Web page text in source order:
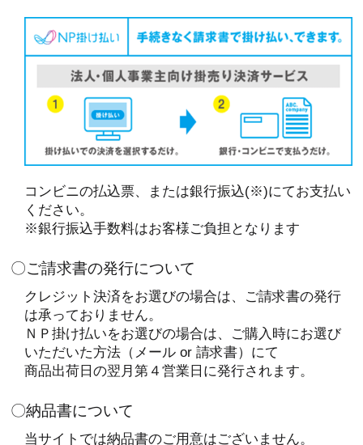
コンビニの払込票、または銀行振込(※)にてお支払い
ください。
※銀行振込手数料はお客様ご負担となります
〇ご請求書の発行について
クレジット決済をお選びの場合は、ご請求書の発行
は承っておりません。
ＮＰ掛け払いをお選びの場合は、ご購入時にお選び
いただいた方法（メール or 請求書）にて
商品出荷日の翌月第４営業日に発行されます。
〇納品書について
当サイトでは納品書のご用意はございません。